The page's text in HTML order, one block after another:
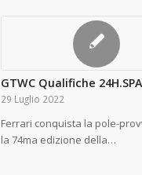
GTWC Qualifiche 24H.SPA
29 Luglio 2022
Ferrari conquista la pole-
la 74ma edizione della…